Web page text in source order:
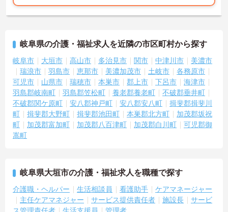
岐阜県の介護・福祉求人を近隣の市区町村から探す
岐阜市 大垣市 高山市 多治見市 関市 中津川市
美濃市
瑞浪市
羽島市 恵那市 美濃加茂市 土岐市
各務原市
可児市
山県市 瑞穂市 本巣市 郡上市 下呂市
海津市
羽島郡岐南町
羽島郡笠松町 養老郡養老町
不破郡垂井町
不破郡関ケ原町
安八郡神戸町 安八郡安八町
揖斐郡揖斐川
町
揖斐郡大野町 揖斐郡池田町 本巣郡北方町
加茂郡坂祝
町
加茂郡富加町 加茂郡八百津町 加茂郡白川町
可児郡御
嵩町
岐阜県大垣市の介護・福祉求人を職種で探す
介護職・ヘルパー 生活相談員 看護助手
ケアマネージャー
主任ケアマネジャー
サービス提供責任者 施設長
サービ